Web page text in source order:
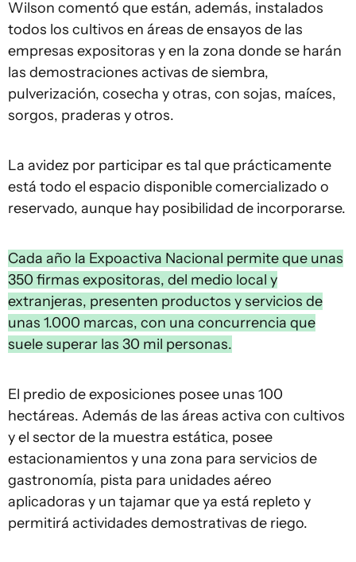
Wilson comentó que están, además, instalados
todos los cultivos en áreas de ensayos de las
empresas expositoras y en la zona donde se harán
las demostraciones activas de siembra,
pulverización, cosecha y otras, con sojas, maíces,
sorgos, praderas y otros.
La avidez por participar es tal que prácticamente
está todo el espacio disponible comercializado o
reservado, aunque hay posibilidad de incorporarse.
Cada año la Expoactiva Nacional permite que unas
350 firmas expositoras, del medio local y
extranjeras, presenten productos y servicios de
unas 1.000 marcas, con una concurrencia que
suele superar las 30 mil personas.
El predio de exposiciones posee unas 100
hectáreas. Además de las áreas activa con cultivos
y el sector de la muestra estática, posee
estacionamientos y una zona para servicios de
gastronomía, pista para unidades aéreo
aplicadoras y un tajamar que ya está repleto y
permitirá actividades demostrativas de riego.